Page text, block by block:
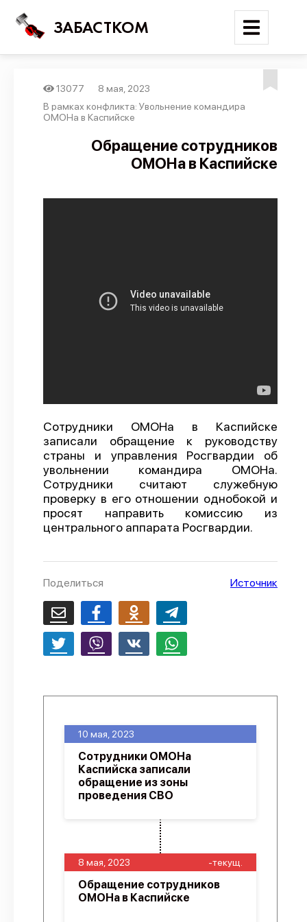
ЗАБАСТКОМ
Войти
Поиск
Новости
API
13077
8 мая, 2023
В рамках конфликта: Увольнение командира
ОМОНа в Каспийске
Обращение сотрудников
ОМОНа в Каспийске
Сотрудники ОМОНа в Каспийске
записали обращение к руководству
страны и управления Росгвардии об
увольнении командира ОМОНа.
Сотрудники считают служебную
проверку в его отношении однобокой и
просят направить комиссию из
центрального аппарата Росгвардии.
Поделиться Источник
8 мая, 2023 -текущ.
Обращение сотрудников
ОМОНа в Каспийске
10 мая, 2023
Сотрудники ОМОНа
Каспийска записали
обращение из зоны
проведения СВО